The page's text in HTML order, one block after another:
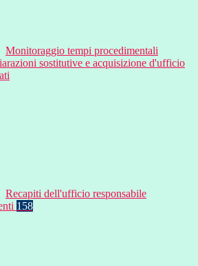
Monitoraggio tempi procedimentali
sostitutive e acquisizione d'ufficio
Recapiti dell'ufficio responsabile
158